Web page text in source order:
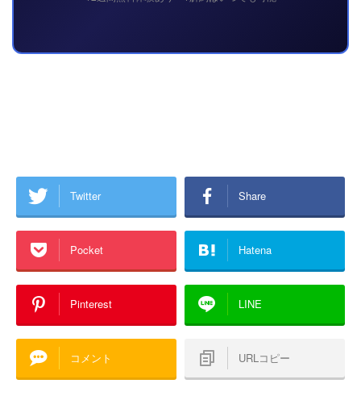
Twitter Share
Pocket Hatena
Pinterest LINE
コメント URLコピー